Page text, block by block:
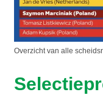
Overzicht van alle